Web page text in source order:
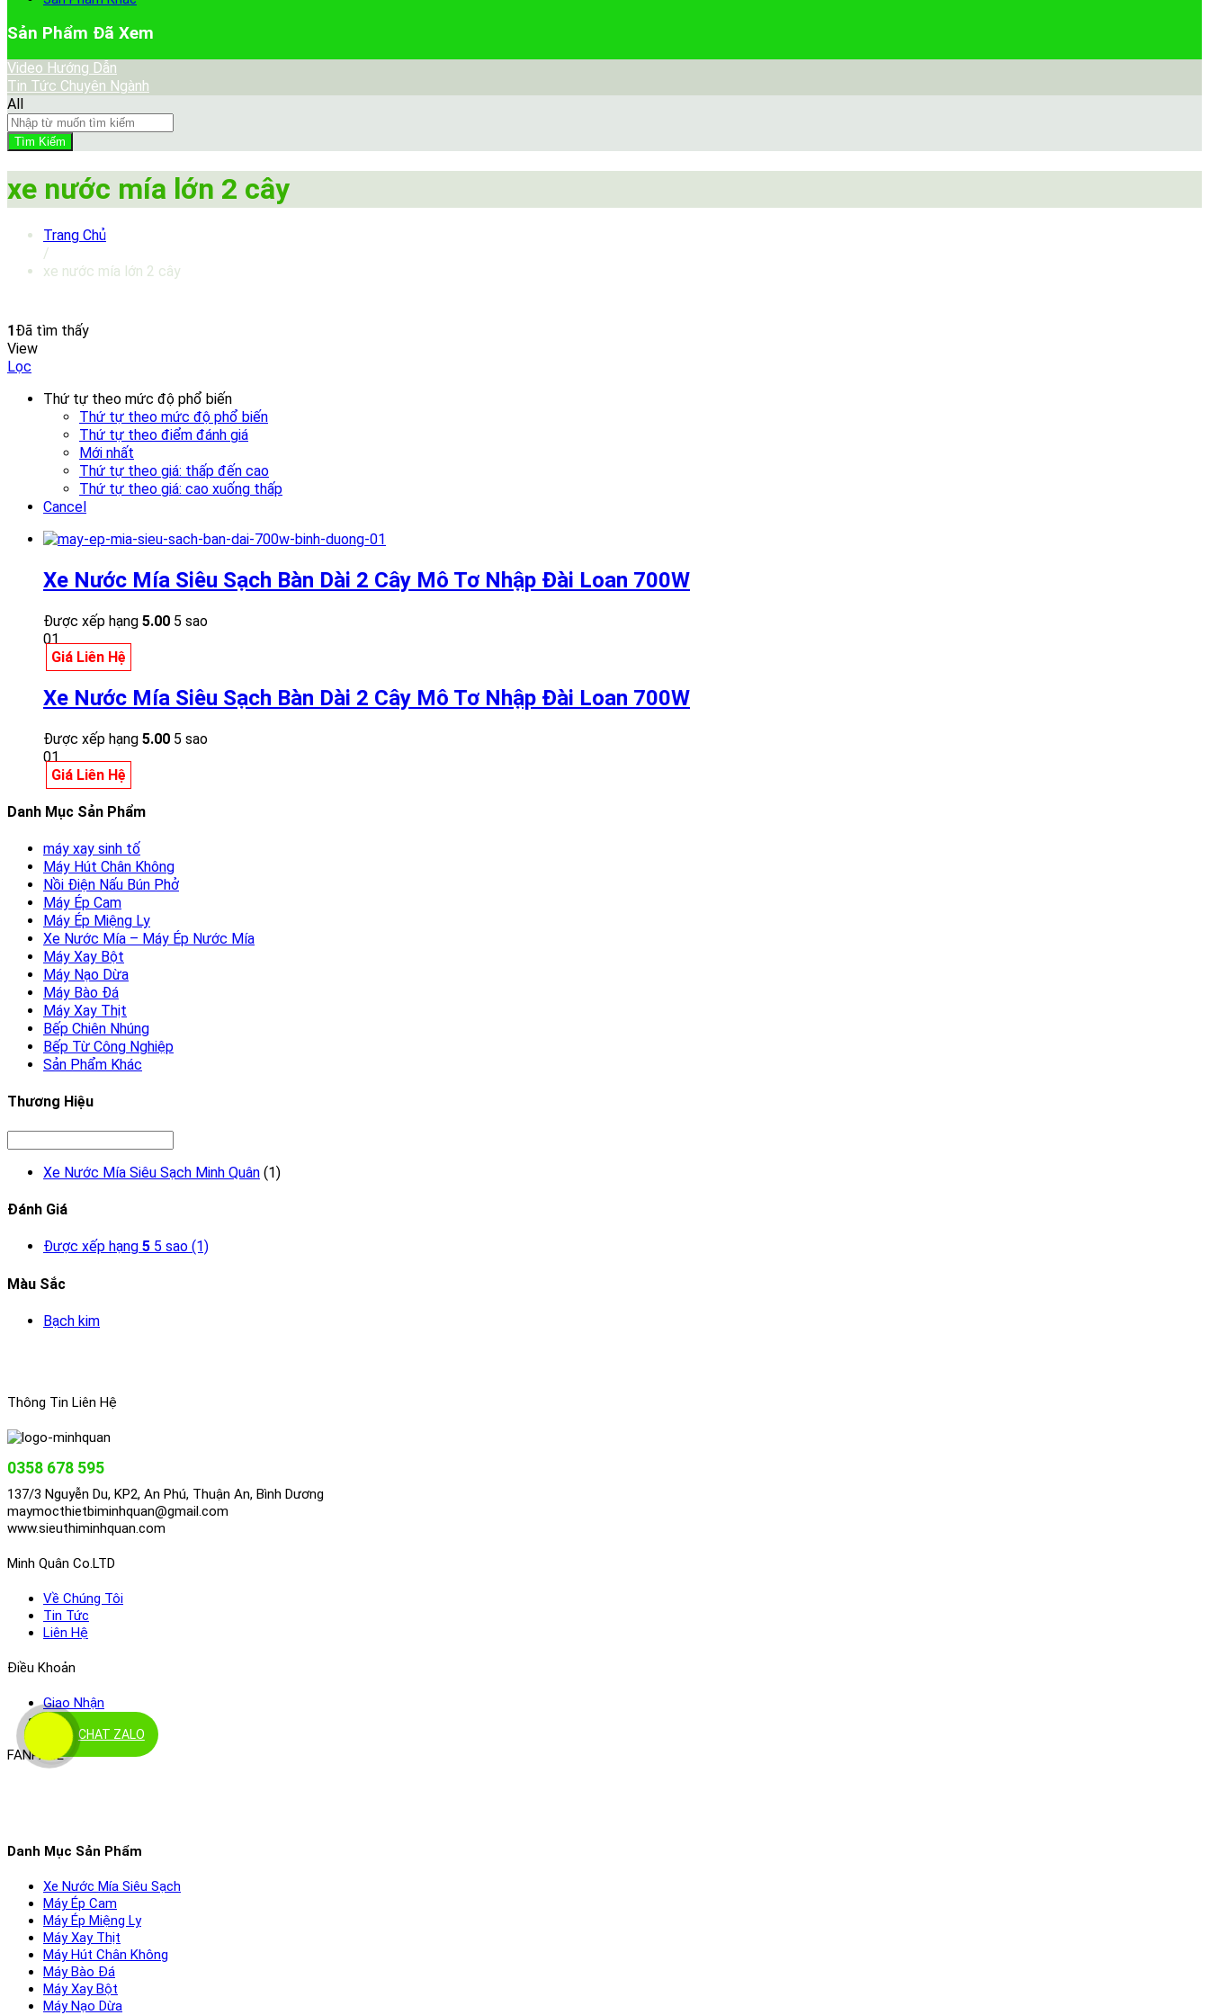
Sản Phẩm Đã Xem
Video Hướng Dẫn
Tin Tức Chuyên Ngành
All
Tìm Kiếm
xe nước mía lớn 2 cây
Trang Chủ
/
xe nước mía lớn 2 cây
1Đã tìm thấy
View
Lọc
Thứ tự theo mức độ phổ biến
Thứ tự theo mức độ phổ biến
Thứ tự theo điểm đánh giá
Mới nhất
Thứ tự theo giá: thấp đến cao
Thứ tự theo giá: cao xuống thấp
Cancel
Xe Nước Mía Siêu Sạch Bàn Dài 2 Cây Mô Tơ Nhập Đài Loan 700W
Được xếp hạng 5.00 5 sao
01
Giá Liên Hệ
Xe Nước Mía Siêu Sạch Bàn Dài 2 Cây Mô Tơ Nhập Đài Loan 700W
Được xếp hạng 5.00 5 sao
01
Giá Liên Hệ
Danh Mục Sản Phẩm
máy xay sinh tố
Máy Hút Chân Không
Nồi Điện Nấu Bún Phở
Máy Ép Cam
Máy Ép Miệng Ly
Xe Nước Mía – Máy Ép Nước Mía
Máy Xay Bột
Máy Nạo Dừa
Máy Bào Đá
Máy Xay Thịt
Bếp Chiên Nhúng
Bếp Từ Công Nghiệp
Sản Phẩm Khác
Thương Hiệu
Xe Nước Mía Siêu Sạch Minh Quân (1)
Đánh Giá
Được xếp hạng 5 5 sao (1)
Màu Sắc
Bạch kim
CHAT ZALO
Thông Tin Liên Hệ
0358 678 595
137/3 Nguyễn Du, KP2, An Phú, Thuận An, Bình Dương
maymocthietbiminhquan@gmail.com
www.sieuthiminhquan.com
Minh Quân Co.LTD
Về Chúng Tôi
Tin Tức
Liên Hệ
Điều Khoản
Giao Nhận
Đổi Trả
FANPAGE
Danh Mục Sản Phẩm
Xe Nước Mía Siêu Sạch
Máy Ép Cam
Máy Ép Miệng Ly
Máy Xay Thịt
Máy Hút Chân Không
Máy Bào Đá
Máy Xay Bột
Máy Nạo Dừa